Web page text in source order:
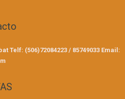
Telf: (506)72084223 / 85749033 Email: